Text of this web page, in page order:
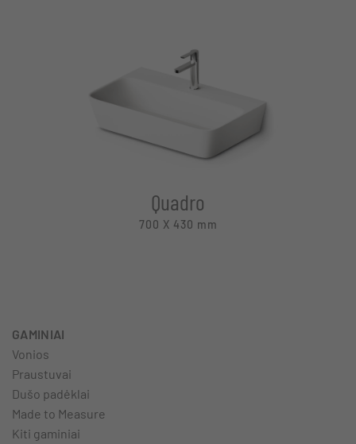
Quadro
700 X 430 mm
GAMINIAI
Vonios
Praustuvai
Dušo padėklai
Made to Measure
Kiti gaminiai